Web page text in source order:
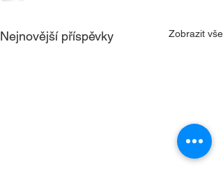
Nejnovější příspěvky Zobrazit vše